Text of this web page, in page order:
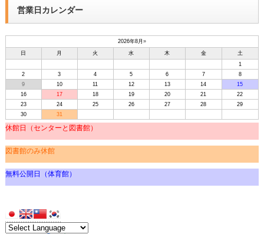
営業日カレンダー
2026年8月 »
日
月 火 水 木 金
土
1
2
3 4 5 6 7
8
9
10 11 12 13 14
15
16
17 18 19 20 21
22
23
24 25 26 27 28
29
30
31
休館日（センターと図書館）
図書館のみ休館
無料公開日（体育館）